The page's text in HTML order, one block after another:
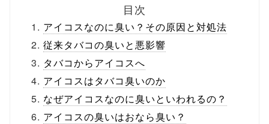
目次
アイコスなのに臭い？その原因と対処法
従来タバコの臭いと悪影響
タバコからアイコスへ
アイコスはタバコ臭いのか
なぜアイコスなのに臭いといわれるの？
アイコスの臭いはおなら臭い？